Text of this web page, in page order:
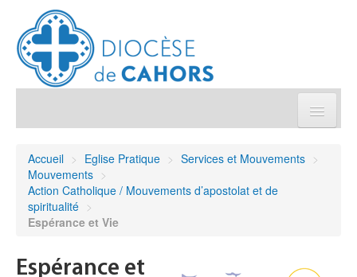
Démarches et sacrements
Sanctuaires & Pélerinages
Agenda diocésain
Accueil > Eglise Pratique > Services et Mouvements >
Mouvements >
Action Catholique / Mouvements d’apostolat et de
spiritualité >
Espérance et Vie
Espérance et